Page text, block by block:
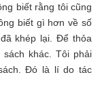
biết rằng tôi cũng
biết gì hơn về số
khép lại. Để thỏa
khác. Tôi phải
Đó là lí do tác